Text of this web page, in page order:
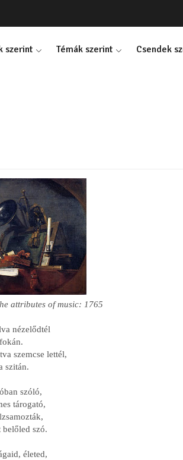
szerint Témák szerint Csendek
attributes of music: 1765
nézelődtél
szemcse lettél,
szitán.
szóló,
tárogató,
szó.
életed,